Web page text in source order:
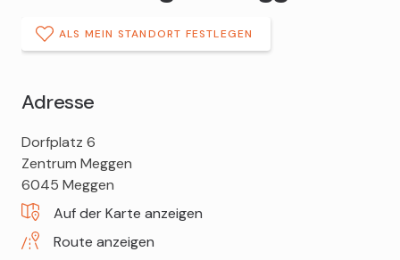
ALS MEIN STANDORT FESTLEGEN
Adresse
DROPA
Drogerie
Rogger
Dorfplatz 6
Zentrum Meggen
6045 Meggen
Auf der Karte anzeigen
Route anzeigen